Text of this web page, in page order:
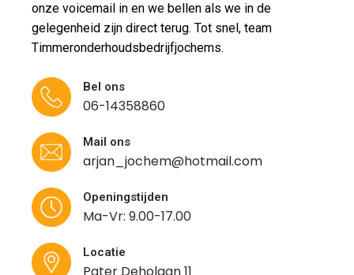
onze voicemail in en we bellen als we in de
gelegenheid zijn direct terug. Tot snel, team
Timmeronderhoudsbedrijfjochems.
Bel ons
06-14358860
Mail ons
arjan_jochem@hotmail.com
Openingstijden
Ma-Vr: 9.00-17.00
Locatie